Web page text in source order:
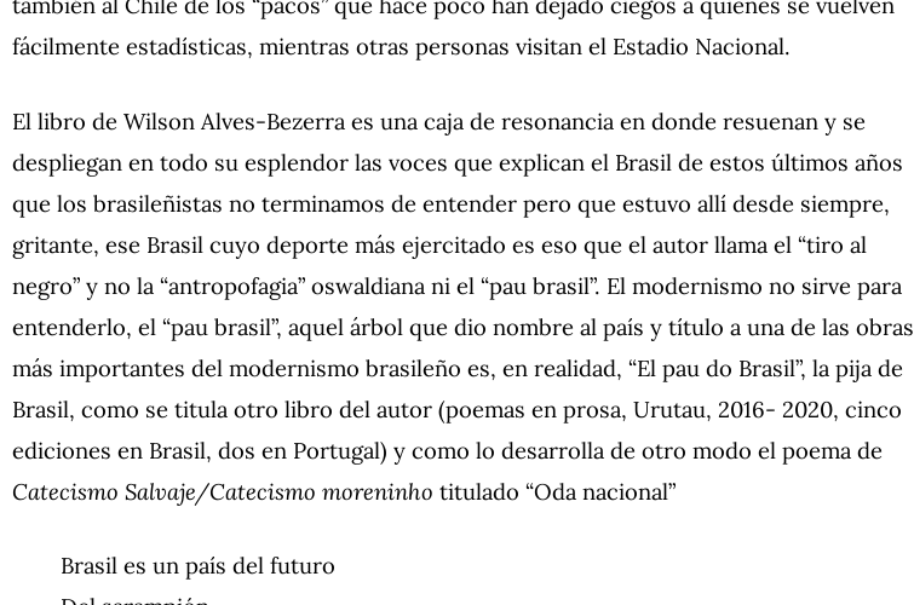
fácilmente estadísticas, mientras otras personas visitan el Estadio Nacional.
El libro de Wilson Alves-Bezerra es una caja de resonancia en donde resuenan y se
despliegan en todo su esplendor las voces que explican el Brasil de estos últimos años
que los brasileñistas no terminamos de entender pero que estuvo allí desde siempre,
gritante, ese Brasil cuyo deporte más ejercitado es eso que el autor llama el “tiro al
negro” y no la “antropofagia” oswaldiana ni el “pau brasil”. El modernismo no sirve para
entenderlo, el “pau brasil”, aquel árbol que dio nombre al país y título a una de las obras
más importantes del modernismo brasileño es, en realidad, “El pau do Brasil”, la pija de
Brasil, como se titula otro libro del autor (poemas en prosa, Urutau, 2016- 2020, cinco
ediciones en Brasil, dos en Portugal) y como lo desarrolla de otro modo el poema de
Catecismo Salvaje/Catecismo moreninho titulado “Oda nacional”
Brasil es un país del futuro